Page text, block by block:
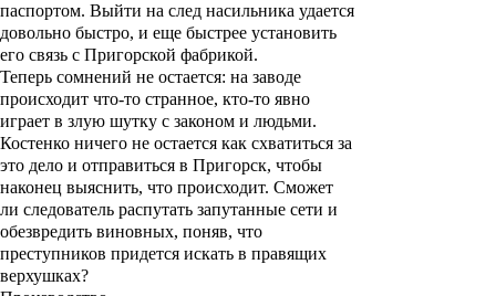
паспортом. Выйти на след насильника удается
довольно быстро, и еще быстрее установить
его связь с Пригорской фабрикой.
Теперь сомнений не остается: на заводе
происходит что-то странное, кто-то явно
играет в злую шутку с законом и людьми.
Костенко ничего не остается как схватиться за
это дело и отправиться в Пригорск, чтобы
наконец выяснить, что происходит. Сможет
ли следователь распутать запутанные сети и
обезвредить виновных, поняв, что
преступников придется искать в правящих
верхушках?